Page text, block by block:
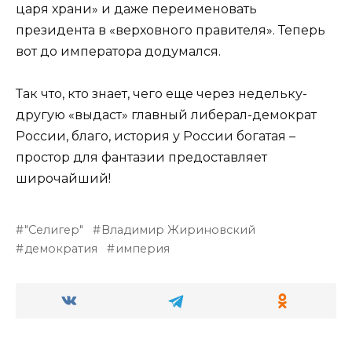
царя храни» и даже переименовать
президента в «верховного правителя». Теперь
вот до императора додумался.
Так что, кто знает, чего еще через недельку-
другую «выдаст» главный либерал-демократ
России, благо, история у России богатая –
простор для фантазии предоставляет
широчайший!
"Селигер"
Владимир Жириновский
демократия
империя